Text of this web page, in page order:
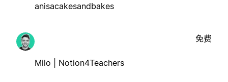
anisacakesandbakes
Milo | Notion4Teachers
免费